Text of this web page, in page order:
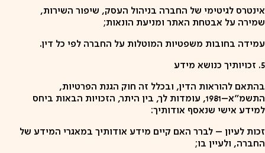
אינטרס לגיטימי של החברה בניהול העסק, שיפור השירות,
שמירה על אבטחת האתר ומניעת הונאות;
עמידה בחובות משפטיות המוטלות על החברה לפי כל דין.
5. זכויותיך כנושא מידע
בהתאם להוראות הדין, ובכלל זה חוק הגנת הפרטיות,
התשמ"א–1981, עומדות לך, בין היתר, הזכויות הבאות ביחס
למידע אישי שנאסף אודותיך:
זכות לעיון – לברר האם קיים מידע אודותיך במאגרי המידע של
החברה, ולעיין בו;